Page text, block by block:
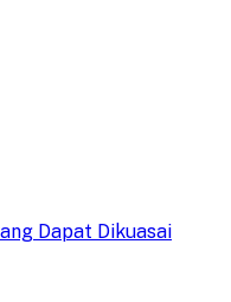
Dapat Dikuasai